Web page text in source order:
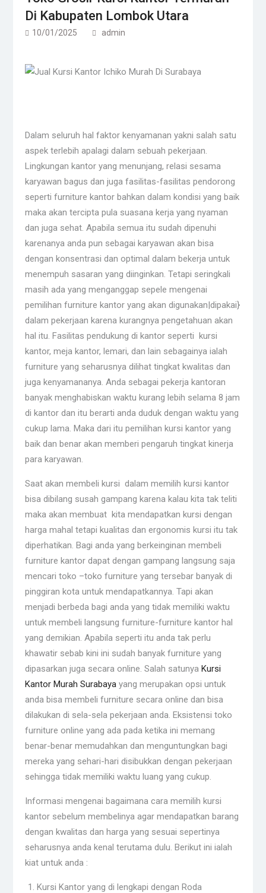
Di Kabupaten Lombok Utara
10/01/2025 admin
Dalam seluruh hal faktor kenyamanan yakni salah satu
aspek terlebih apalagi dalam sebuah pekerjaan.
Lingkungan kantor yang menunjang, relasi sesama
karyawan bagus dan juga fasilitas-fasilitas pendorong
seperti furniture kantor bahkan dalam kondisi yang baik
maka akan tercipta pula suasana kerja yang nyaman
dan juga sehat. Apabila semua itu sudah dipenuhi
karenanya anda pun sebagai karyawan akan bisa
dengan konsentrasi dan optimal dalam bekerja untuk
menempuh sasaran yang diinginkan. Tetapi seringkali
masih ada yang menganggap sepele mengenai
pemilihan furniture kantor yang akan digunakan|dipakai}
dalam pekerjaan karena kurangnya pengetahuan akan
hal itu. Fasilitas pendukung di kantor seperti kursi
kantor, meja kantor, lemari, dan lain sebagainya ialah
furniture yang seharusnya dilihat tingkat kwalitas dan
juga kenyamananya. Anda sebagai pekerja kantoran
banyak menghabiskan waktu kurang lebih selama 8 jam
di kantor dan itu berarti anda duduk dengan waktu yang
cukup lama. Maka dari itu pemilihan kursi kantor yang
baik dan benar akan memberi pengaruh tingkat kinerja
para karyawan.
Saat akan membeli kursi dalam memilih kursi kantor
bisa dibilang susah gampang karena kalau kita tak teliti
maka akan membuat kita mendapatkan kursi dengan
harga mahal tetapi kualitas dan ergonomis kursi itu tak
diperhatikan. Bagi anda yang berkeinginan membeli
furniture kantor dapat dengan gampang langsung saja
mencari toko –toko furniture yang tersebar banyak di
pinggiran kota untuk mendapatkannya. Tapi akan
menjadi berbeda bagi anda yang tidak memiliki waktu
untuk membeli langsung furniture-furniture kantor hal
yang demikian. Apabila seperti itu anda tak perlu
khawatir sebab kini ini sudah banyak furniture yang
dipasarkan juga secara online. Salah satunya Kursi
Kantor Murah Surabayayang merupakan opsi untuk
anda bisa membeli furniture secara online dan bisa
dilakukan di sela-sela pekerjaan anda. Eksistensi toko
furniture online yang ada pada ketika ini memang
benar-benar memudahkan dan menguntungkan bagi
mereka yang sehari-hari disibukkan dengan pekerjaan
sehingga tidak memiliki waktu luang yang cukup.
Informasi mengenai bagaimana cara memilih kursi
kantor sebelum membelinya agar mendapatkan barang
dengan kwalitas dan harga yang sesuai sepertinya
seharusnya anda kenal terutama dulu. Berikut ini ialah
kiat untuk anda :
Kursi Kantor yang di lengkapi dengan Roda